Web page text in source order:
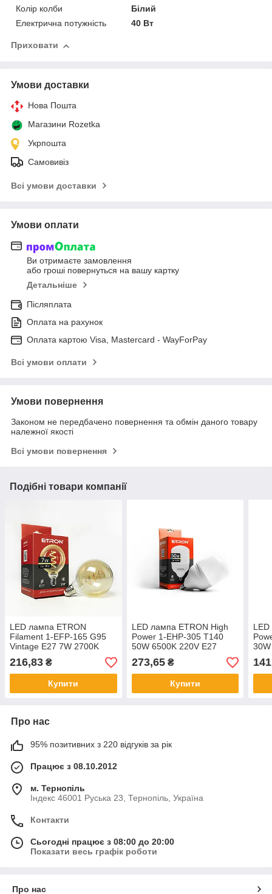
Колір колби
Білий
Електрична потужність
40 Вт
Приховати
Умови доставки
Нова Пошта
Магазини Rozetka
Укрпошта
Самовивіз
Всі умови доставки
Умови оплати
Ви отримаєте замовлення
або гроші повернуться на вашу картку
Детальніше
Післяплата
Оплата на рахунок
Оплата картою Visa, Mastercard - WayForPay
Всі умови оплати
Умови повернення
Законом не передбачено повернення та обмін даного товару
належної якості
Всі умови повернення
Подібні товари компанії
LED лампа ETRON
Filament 1-EFP-165 G95
Vintage E27 7W 2700K
золото
216,83 ₴
Купити
LED лампа ETRON High
Power 1-EHP-305 T140
50W 6500K 220V E27
273,65₴
Купити
Про нас
95% позитивних з 220 відгуків за рік
Працює з 08.10.2012
м. Тернопіль
Індекс 46001 Руська 23, Тернопіль, Україна
Контакти
Сьогодні працює з 08:00 до 20:00
Показати весь графік роботи
Про нас